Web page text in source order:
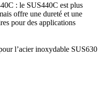
: le SUS440C est plus
offre une dureté et une
pour des applications
l’acier inoxydable SUS630